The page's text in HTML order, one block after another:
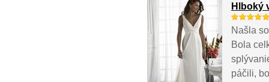
Hlboký
Našla
Bola
páčili,